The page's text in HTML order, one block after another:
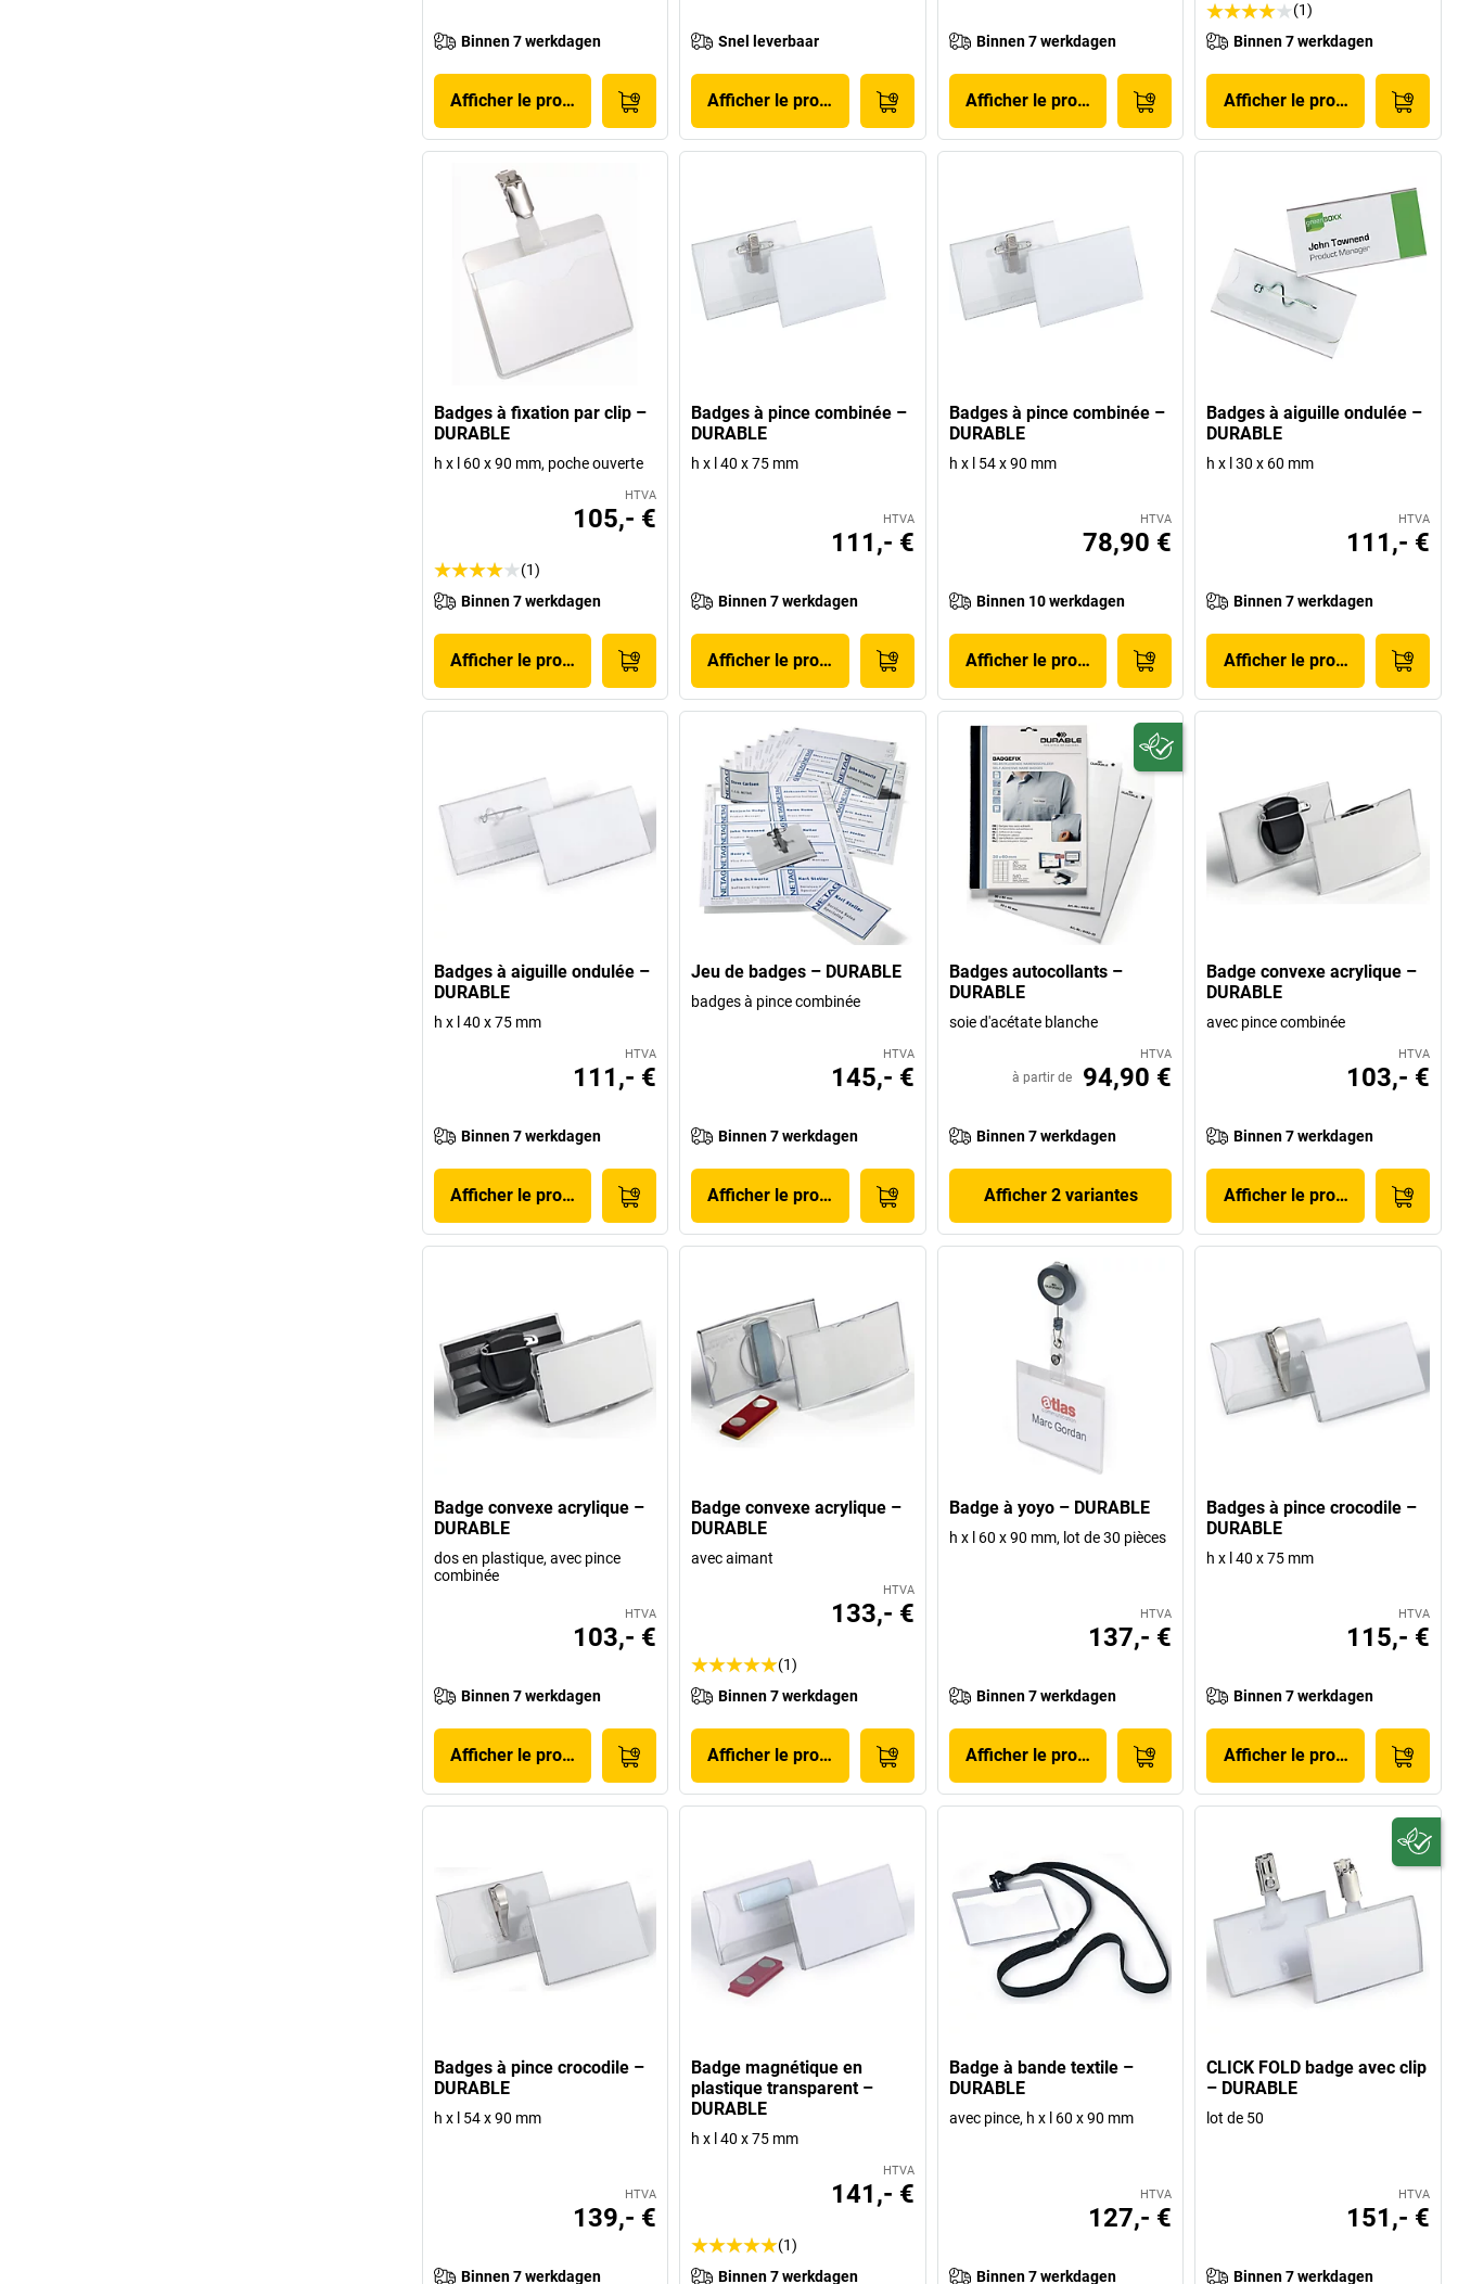
Binnen 7 werkdagen
Afficher le produit
Snel leverbaar
Afficher le produit
Binnen 7 werkdagen
Afficher le produit
(1)
Binnen 7 werkdagen
Afficher le produit
Badges à fixation par clip –
DURABLE
h x l 60 x 90 mm, poche ouverte
HTVA
105,- €
(1)
Binnen 7 werkdagen
Afficher le produit
Badges à pince combinée –
DURABLE
h x l 40 x 75 mm
HTVA
111,- €
Binnen 7 werkdagen
Afficher le produit
Badges à pince combinée –
DURABLE
h x l 54 x 90 mm
HTVA
78,90 €
Binnen 10 werkdagen
Afficher le produit
Badges à aiguille ondulée –
DURABLE
h x l 30 x 60 mm
HTVA
111,- €
Binnen 7 werkdagen
Afficher le produit
Badges à aiguille ondulée –
DURABLE
h x l 40 x 75 mm
HTVA
111,- €
Binnen 7 werkdagen
Afficher le produit
Jeu de badges – DURABLE
badges à pince combinée
HTVA
145,- €
Binnen 7 werkdagen
Afficher le produit
Badges autocollants –
DURABLE
soie d'acétate blanche
HTVA
à partir de 94,90 €
Binnen 7 werkdagen
Afficher 2 variantes
Badge convexe acrylique –
DURABLE
avec pince combinée
HTVA
103,- €
Binnen 7 werkdagen
Afficher le produit
Badge convexe acrylique –
DURABLE
dos en plastique, avec pince
combinée
HTVA
103,- €
Binnen 7 werkdagen
Afficher le produit
Badge convexe acrylique –
DURABLE
avec aimant
HTVA
133,- €
(1)
Binnen 7 werkdagen
Afficher le produit
Badge à yoyo – DURABLE
h x l 60 x 90 mm, lot de 30 pièces
HTVA
137,- €
Binnen 7 werkdagen
Afficher le produit
Badges à pince crocodile –
DURABLE
h x l 40 x 75 mm
HTVA
115,- €
Binnen 7 werkdagen
Afficher le produit
Badges à pince crocodile –
DURABLE
h x l 54 x 90 mm
HTVA
139,- €
Binnen 7 werkdagen
Badge magnétique en
plastique transparent –
DURABLE
h x l 40 x 75 mm
HTVA
141,- €
(1)
Binnen 7 werkdagen
Badge à bande textile –
DURABLE
avec pince, h x l 60 x 90 mm
HTVA
127,- €
Binnen 7 werkdagen
CLICK FOLD badge avec clip
– DURABLE
lot de 50
HTVA
151,- €
Binnen 7 werkdagen